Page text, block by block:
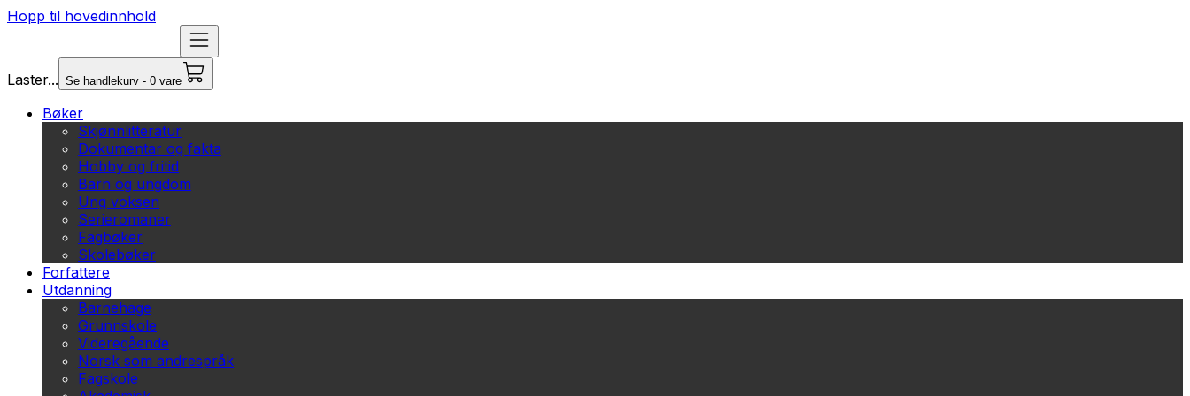
Hopp til hovedinnhold
Laster... Se handlekurv - 0 vare
Bøker
Skjønnlitteratur
Dokumentar og fakta
Hobby og fritid
Barn og ungdom
Ung voksen
Serieromaner
Fagbøker
Skolebøker
Forfattere
Utdanning
Barnehage
Grunnskole
Videregående
Norsk som andrespråk
Fagskole